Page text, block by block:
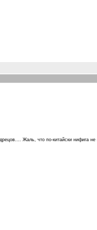
Жаль, что по-китайски нифига